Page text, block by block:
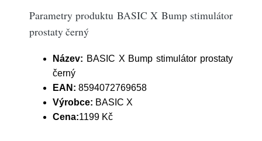
Parametry produktu BASIC X Bump stimulátor
prostaty černý
Název: BASIC X Bump stimulátor prostaty
černý
EAN: 8594072769658
Výrobce: BASIC X
Cena:1199 Kč